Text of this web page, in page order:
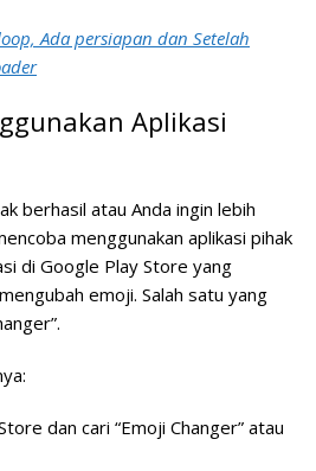
Ada persiapan dan Setelah
Aplikasi
berhasil atau Anda ingin lebih
menggunakan aplikasi pihak
di Google Play Store yang
emoji. Salah satu yang
dan cari “Emoji Changer” atau